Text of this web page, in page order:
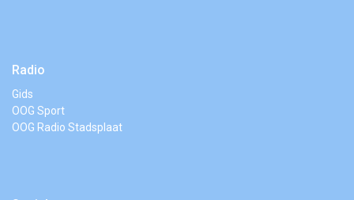
Radio
Gids
OOG Sport
OOG Radio Stadsplaat